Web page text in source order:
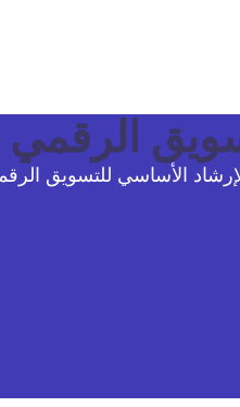
الرقمي
الأساسي للتسويق